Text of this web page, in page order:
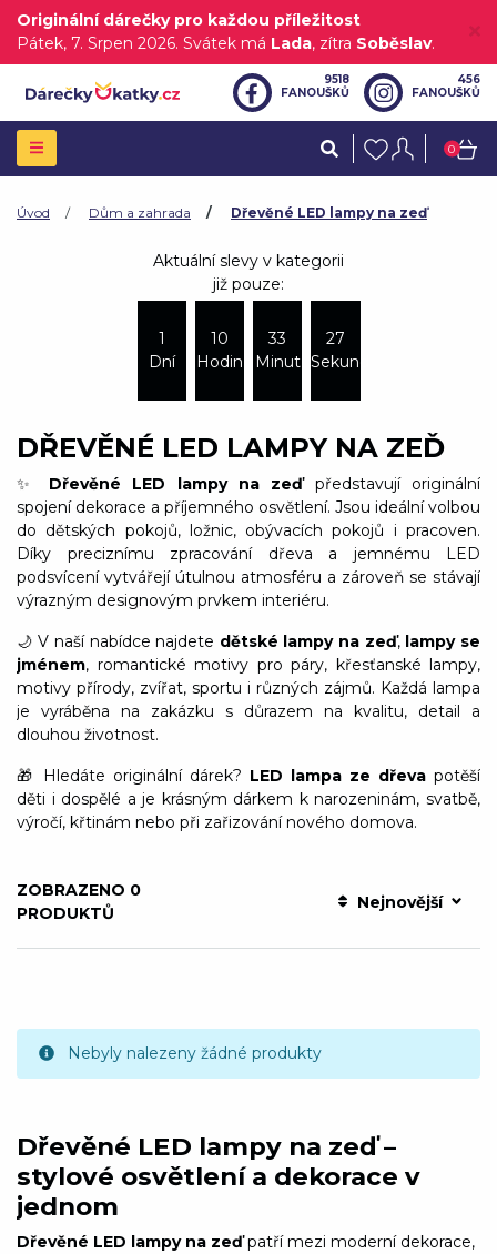
Originální dárečky pro každou příležitost
Pátek, 7. Srpen 2026. Svátek má Lada, zítra Soběslav.
9518
FANOUŠKŮ
456
FANOUŠKŮ
0
Úvod Dům a zahrada Dřevěné LED lampy na zeď
Aktuální slevy v kategorii
již pouze:
1
Dní
10
Hodin
33
Minut
27
Sekund
DŘEVĚNÉ LED LAMPY NA ZEĎ
✨ Dřevěné LED lampy na zeďpředstavují originální
spojení dekorace a příjemného osvětlení. Jsou ideální volbou
do dětských pokojů, ložnic, obývacích pokojů i pracoven.
Díky preciznímu zpracování dřeva a jemnému LED
podsvícení vytvářejí útulnou atmosféru a zároveň se stávají
výrazným designovým prvkem interiéru.
🌙 V naší nabídce najdete dětské lampy na zeď, lampy se
jménem, romantické motivy pro páry, křesťanské lampy,
motivy přírody, zvířat, sportu i různých zájmů. Každá lampa
je vyráběna na zakázku s důrazem na kvalitu, detail a
dlouhou životnost.
🎁 Hledáte originální dárek? LED lampa ze dřeva potěší
děti i dospělé a je krásným dárkem k narozeninám, svatbě,
výročí, křtinám nebo při zařizování nového domova.
ZOBRAZENO 0
PRODUKTŮ
Nejnovější
Nebyly nalezeny žádné produkty
Dřevěné LED lampy na zeď –
stylové osvětlení a dekorace v
jednom
Dřevěné LED lampy na zeďpatří mezi moderní dekorace,